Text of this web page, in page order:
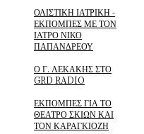
ΟΛΙΣΤΙΚΗ ΙΑΤΡΙΚΗ -
ΕΚΠΟΜΠΕΣ ΜΕ ΤΟΝ
ΙΑΤΡΟ ΝΙΚΟ
ΠΑΠΑΝΔΡΕΟΥ
Ο Γ. ΛΕΚΑΚΗΣ ΣΤΟ
GRD RADIO
ΕΚΠΟΜΠΕΣ ΓΙΑ ΤΟ
ΘΕΑΤΡΟ ΣΚΙΩΝ ΚΑΙ
ΤΟΝ ΚΑΡΑΓΚΙΟΖΗ